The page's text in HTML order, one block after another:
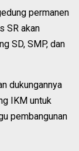
permanen
SR akan
SD, SMP, dan
dukungannya
IKM untuk
pembangunan